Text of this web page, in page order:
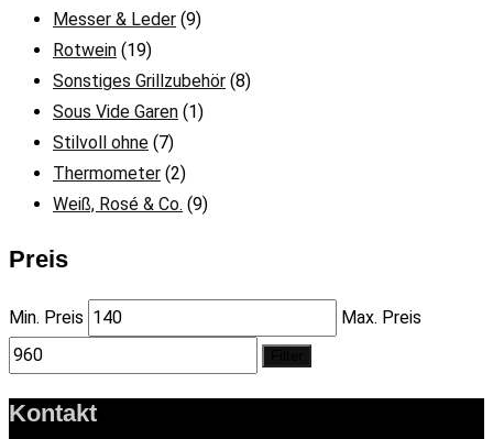
Messer & Leder (9)
Rotwein (19)
Sonstiges Grillzubehör (8)
Sous Vide Garen (1)
Stilvoll ohne (7)
Thermometer (2)
Weiß, Rosé & Co. (9)
Preis
Min. Preis Max. Preis
Kontakt